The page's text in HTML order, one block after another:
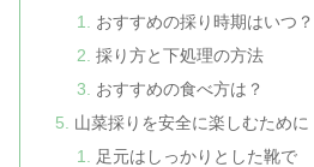
おすすめの採り時期はいつ？
採り方と下処理の方法
おすすめの食べ方は？
山菜採りを安全に楽しむために
足元はしっかりとした靴で